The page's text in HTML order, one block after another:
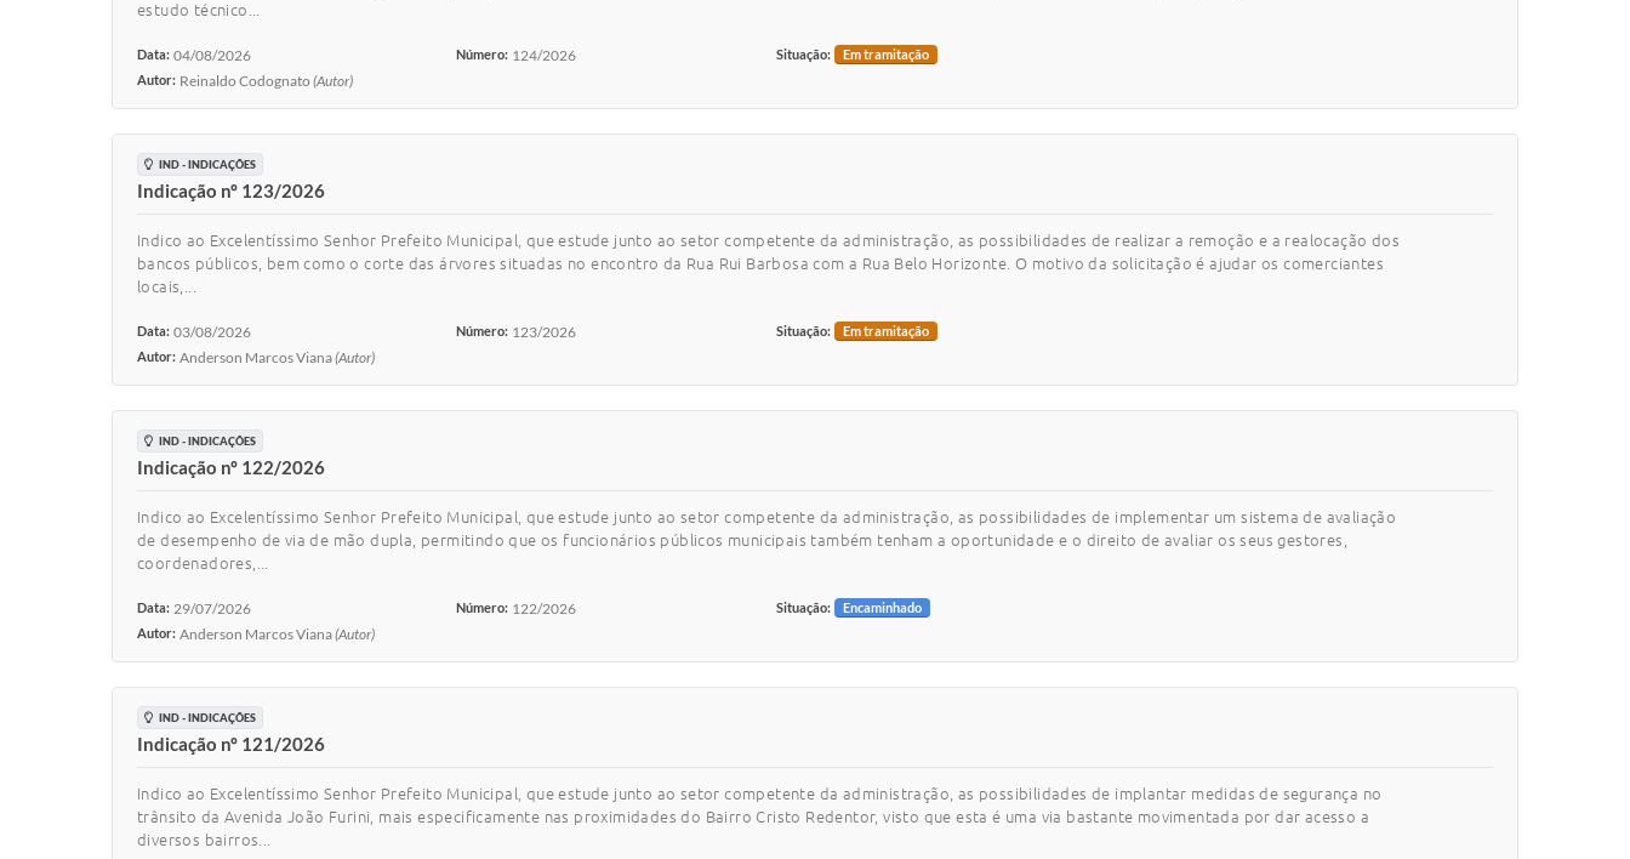
estudo técnico...
Data: 04/08/2026 Número: 124/2026 Situação:
Em tramitação
Autor: Reinaldo Codognato (Autor)
IND - INDICAÇÕES
Indicação nº 123/2026
Indico ao Excelentíssimo Senhor Prefeito Municipal, que estude junto ao setor competente da administração, as possibilidades de realizar a remoção e a realocação dos
bancos públicos, bem como o corte das árvores situadas no encontro da Rua Rui Barbosa com a Rua Belo Horizonte. O motivo da solicitação é ajudar os comerciantes
locais,...
Data: 03/08/2026 Número: 123/2026 Situação:
Em tramitação
Autor: Anderson Marcos Viana(Autor)
IND - INDICAÇÕES
Indicação nº 122/2026
Indico ao Excelentíssimo Senhor Prefeito Municipal, que estude junto ao setor competente da administração, as possibilidades de implementar um sistema de avaliação
de desempenho de via de mão dupla, permitindo que os funcionários públicos municipais também tenham a oportunidade e o direito de avaliar os seus gestores,
coordenadores,...
Data: 29/07/2026 Número: 122/2026 Situação:
Encaminhado
Autor: Anderson Marcos Viana(Autor)
IND - INDICAÇÕES
Indicação nº 121/2026
Indico ao Excelentíssimo Senhor Prefeito Municipal, que estude junto ao setor competente da administração, as possibilidades de implantar medidas de segurança no
trânsito da Avenida João Furini, mais especificamente nas proximidades do Bairro Cristo Redentor, visto que esta é uma via bastante movimentada por dar acesso a
diversos bairros...